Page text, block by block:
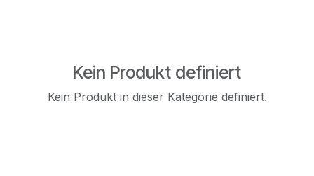
Kein Produkt definiert
Kein Produkt in dieser Kategorie definiert.